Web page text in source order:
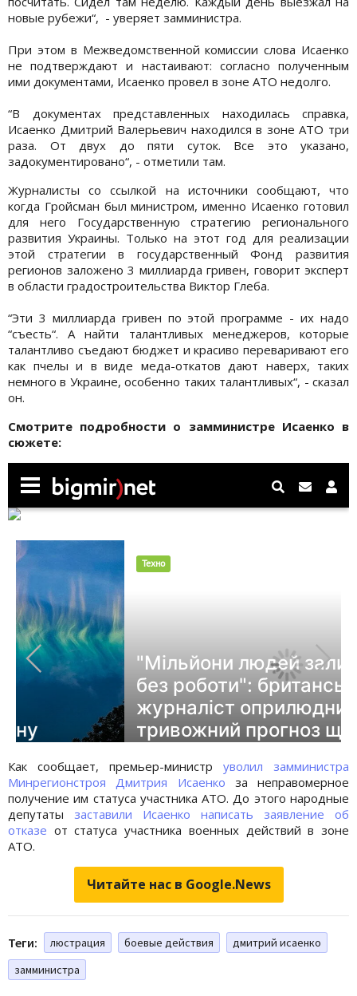
новые рубежи“, - уверяет замминистра.
При этом в Межведомственной комиссии слова Исаенко
не подтверждают и настаивают: согласно полученным
ими документами, Исаенко провел в зоне АТО недолго.
“В документах представленных находилась справка,
Исаенко Дмитрий Валерьевич находился в зоне АТО три
раза. От двух до пяти суток. Все это указано,
задокументировано“, - отметили там.
Журналисты со ссылкой на источники сообщают, что
когда Гройсман был министром, именно Исаенко готовил
для него Государственную стратегию регионального
развития Украины. Только на этот год для реализации
этой стратегии в государственный Фонд развития
регионов заложено 3 миллиарда гривен, говорит эксперт
в области градостроительства Виктор Глеба.
“Эти 3 миллиарда гривен по этой программе - их надо
“съесть“. А найти талантливых менеджеров, которые
талантливо съедают бюджет и красиво переваривают его
как пчелы и в виде меда-откатов дают наверх, таких
немного в Украине, особенно таких талантливых“, - сказал
он.
Смотрите подробности о замминистре Исаенко в
сюжете:
Как сообщает, премьер-министр уволил замминистра
Минрегионстроя Дмитрия Исаенко за неправомерное
получение им статуса участника АТО. До этого народные
депутаты заставили Исаенко написать заявление об
отказе от статуса участника военных действий в зоне
АТО.
Читайте нас в Google.News
Теги: люстрация боевые действия
дмитрий исаенко
замминистра